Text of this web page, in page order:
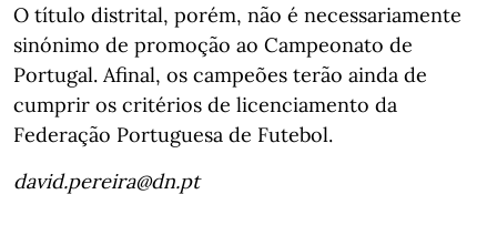
O título distrital, porém, não é necessariamente
sinónimo de promoção ao Campeonato de
Portugal. Afinal, os campeões terão ainda de
cumprir os critérios de licenciamento da
Federação Portuguesa de Futebol.
david.pereira@dn.pt